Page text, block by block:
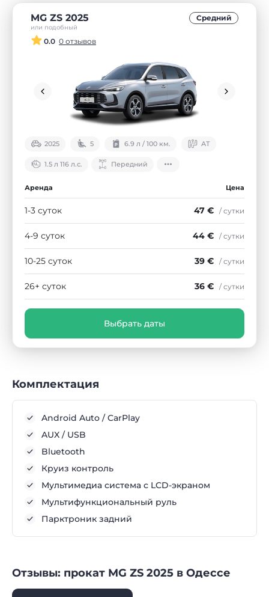
MG ZS 2025
или подобный
Средний
0.0 0 отзывов
2025 5 6.9 л / 100 км. АТ
1.5 л 116 л.с. Передний
Аренда Цена
1-3 суток 47 € / сутки
4-9 суток 44 € / сутки
10-25 суток 39 € / сутки
26+ суток 36 € / сутки
Выбрать даты
Комплектация
Android Auto / CarPlay
AUX / USB
Bluetooth
Круиз контроль
Мультимедиа система с LCD-экраном
Мультифункциональный руль
Парктроник задний
Отзывы: прокат MG ZS 2025 в Одессе